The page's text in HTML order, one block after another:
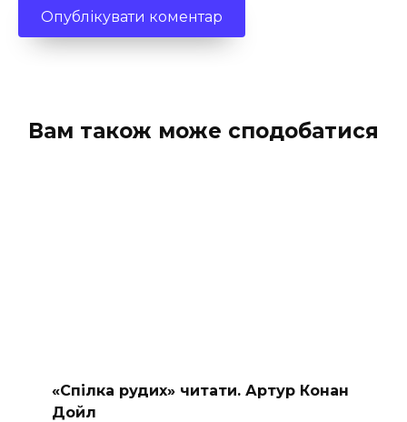
Вам також може сподобатися
«Спілка рудих» читати. Артур Конан
Дойл